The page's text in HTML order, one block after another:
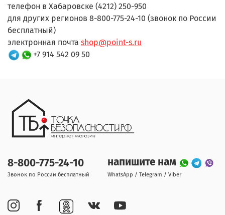
телефон в Хабаровске (4212) 250-950
для других регионов 8-800-775-24-10 (звонок по России
бесплатный)
электронная почта shop@point-s.ru
+7 914 542 09 50
8-800-775-24-10
Звонок по России бесплатный
напишите нам
WhatsApp / Telegram / Viber